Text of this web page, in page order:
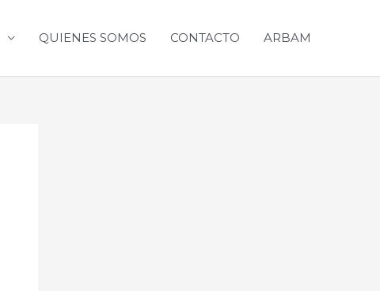
QUIENES SOMOS CONTACTO ARBAM